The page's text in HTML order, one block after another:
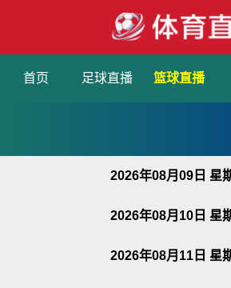
首页 足球直播 篮球直播
2026年08月09日 星
2026年08月10日 星
2026年08月11日 星